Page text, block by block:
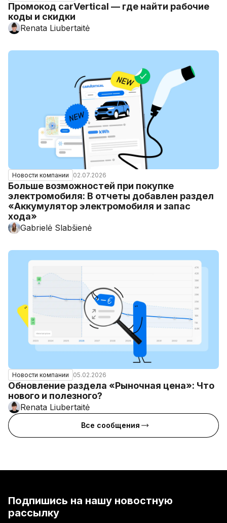
Промокод carVertical — где найти рабочие
коды и скидки
Renata Liubertaitė
Новости компании 02.07.2026
Больше возможностей при покупке
электромобиля: В отчеты добавлен раздел
«Аккумулятор электромобиля и запас
хода»
Gabrielė Slabšienė
Новости компании 05.02.2026
Обновление раздела «Рыночная цена»: Что
нового и полезного?
Renata Liubertaitė
Все сообщения
Подпишись на нашу новостную
рассылку